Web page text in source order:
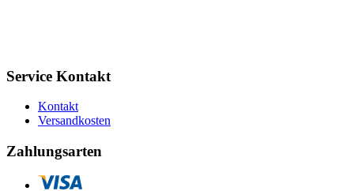
Service Kontakt
Kontakt
Versandkosten
Zahlungsarten